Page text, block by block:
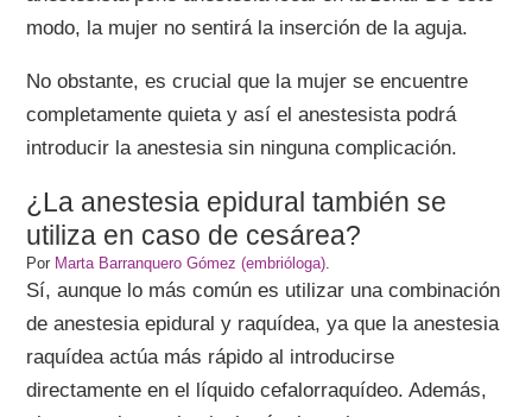
modo, la mujer no sentirá la inserción de la aguja.
No obstante, es crucial que la mujer se encuentre
completamente quieta y así el anestesista podrá
introducir la anestesia sin ninguna complicación.
¿La anestesia epidural también se
utiliza en caso de cesárea?
Por Marta Barranquero Gómez (embrióloga).
Sí, aunque lo más común es utilizar una combinación
de anestesia epidural y raquídea, ya que la anestesia
raquídea actúa más rápido al introducirse
directamente en el líquido cefalorraquídeo. Además,